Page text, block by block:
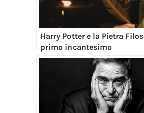
Harry Potter e la Pietra
primo incantesimo